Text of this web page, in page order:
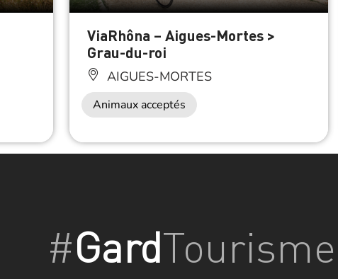
ViaRhôna – Aigues-Mortes >
Grau-du-roi
AIGUES-MORTES
Animaux acceptés
#GardTourisme